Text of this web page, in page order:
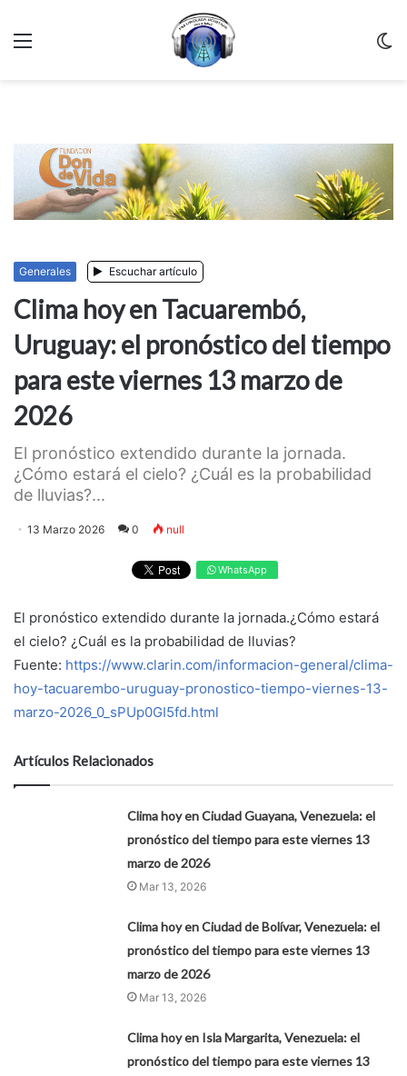
Generales Escuchar artículo
Clima hoy en Tacuarembó,
Uruguay: el pronóstico del tiempo
para este viernes 13 marzo de
2026
El pronóstico extendido durante la jornada.
¿Cómo estará el cielo? ¿Cuál es la probabilidad
de lluvias?...
13 Marzo 2026 0 null
WhatsApp
El pronóstico extendido durante la jornada.¿Cómo estará
el cielo? ¿Cuál es la probabilidad de lluvias?
Fuente: https://www.clarin.com/informacion-general/clima-
hoy-tacuarembo-uruguay-pronostico-tiempo-viernes-13-
marzo-2026_0_sPUp0GI5fd.html
Artículos Relacionados
Clima hoy en Ciudad Guayana, Venezuela: el
pronóstico del tiempo para este viernes 13
marzo de 2026
Mar 13, 2026
Clima hoy en Ciudad de Bolívar, Venezuela: el
pronóstico del tiempo para este viernes 13
marzo de 2026
Mar 13, 2026
Clima hoy en Isla Margarita, Venezuela: el
pronóstico del tiempo para este viernes 13